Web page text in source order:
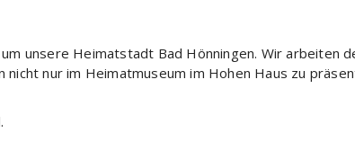
unsere Heimatstadt Bad Hönningen. Wir arbeiten
nur im Heimatmuseum im Hohen Haus zu